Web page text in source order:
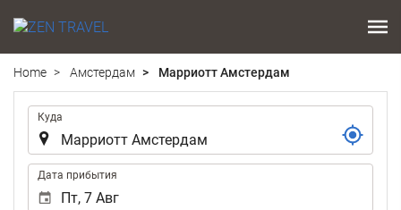
Home Амстердам Марриотт Амстердам
Куда
Дата прибытия